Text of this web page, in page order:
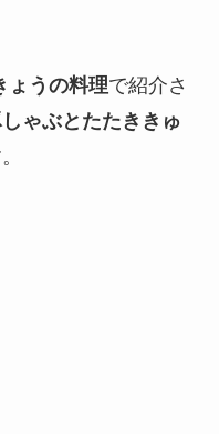
ょうの料理で紹介さ
ゃぶとたたききゅ